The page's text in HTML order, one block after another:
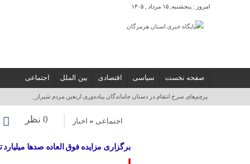
امروز : پنجشنبه, ۱۵ مرداد , ۱۴۰۵
صفحه نخست سیاسی اقتصادی بین الملل اجتماعی
پرچم‌های سرخ انتقام در دستان جاماندگان پیاده‌وری اربعین مردم شیراز_
اجتماعی « اخبار 0 نظر
برگزاری مزایده فوق العاده صدها